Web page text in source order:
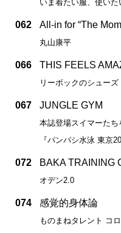
いま着たい服、使いた
062 All-in for “The
丸山康平
066 THIS FEELS
リーボックのシューズ
067 JUNGLE GYM
本誌登場スイマーたち
『パンパシ水泳 東京
072 BAKA TRAINING
オデン2.0
074 感覚的身体論
ものまねタレント コ